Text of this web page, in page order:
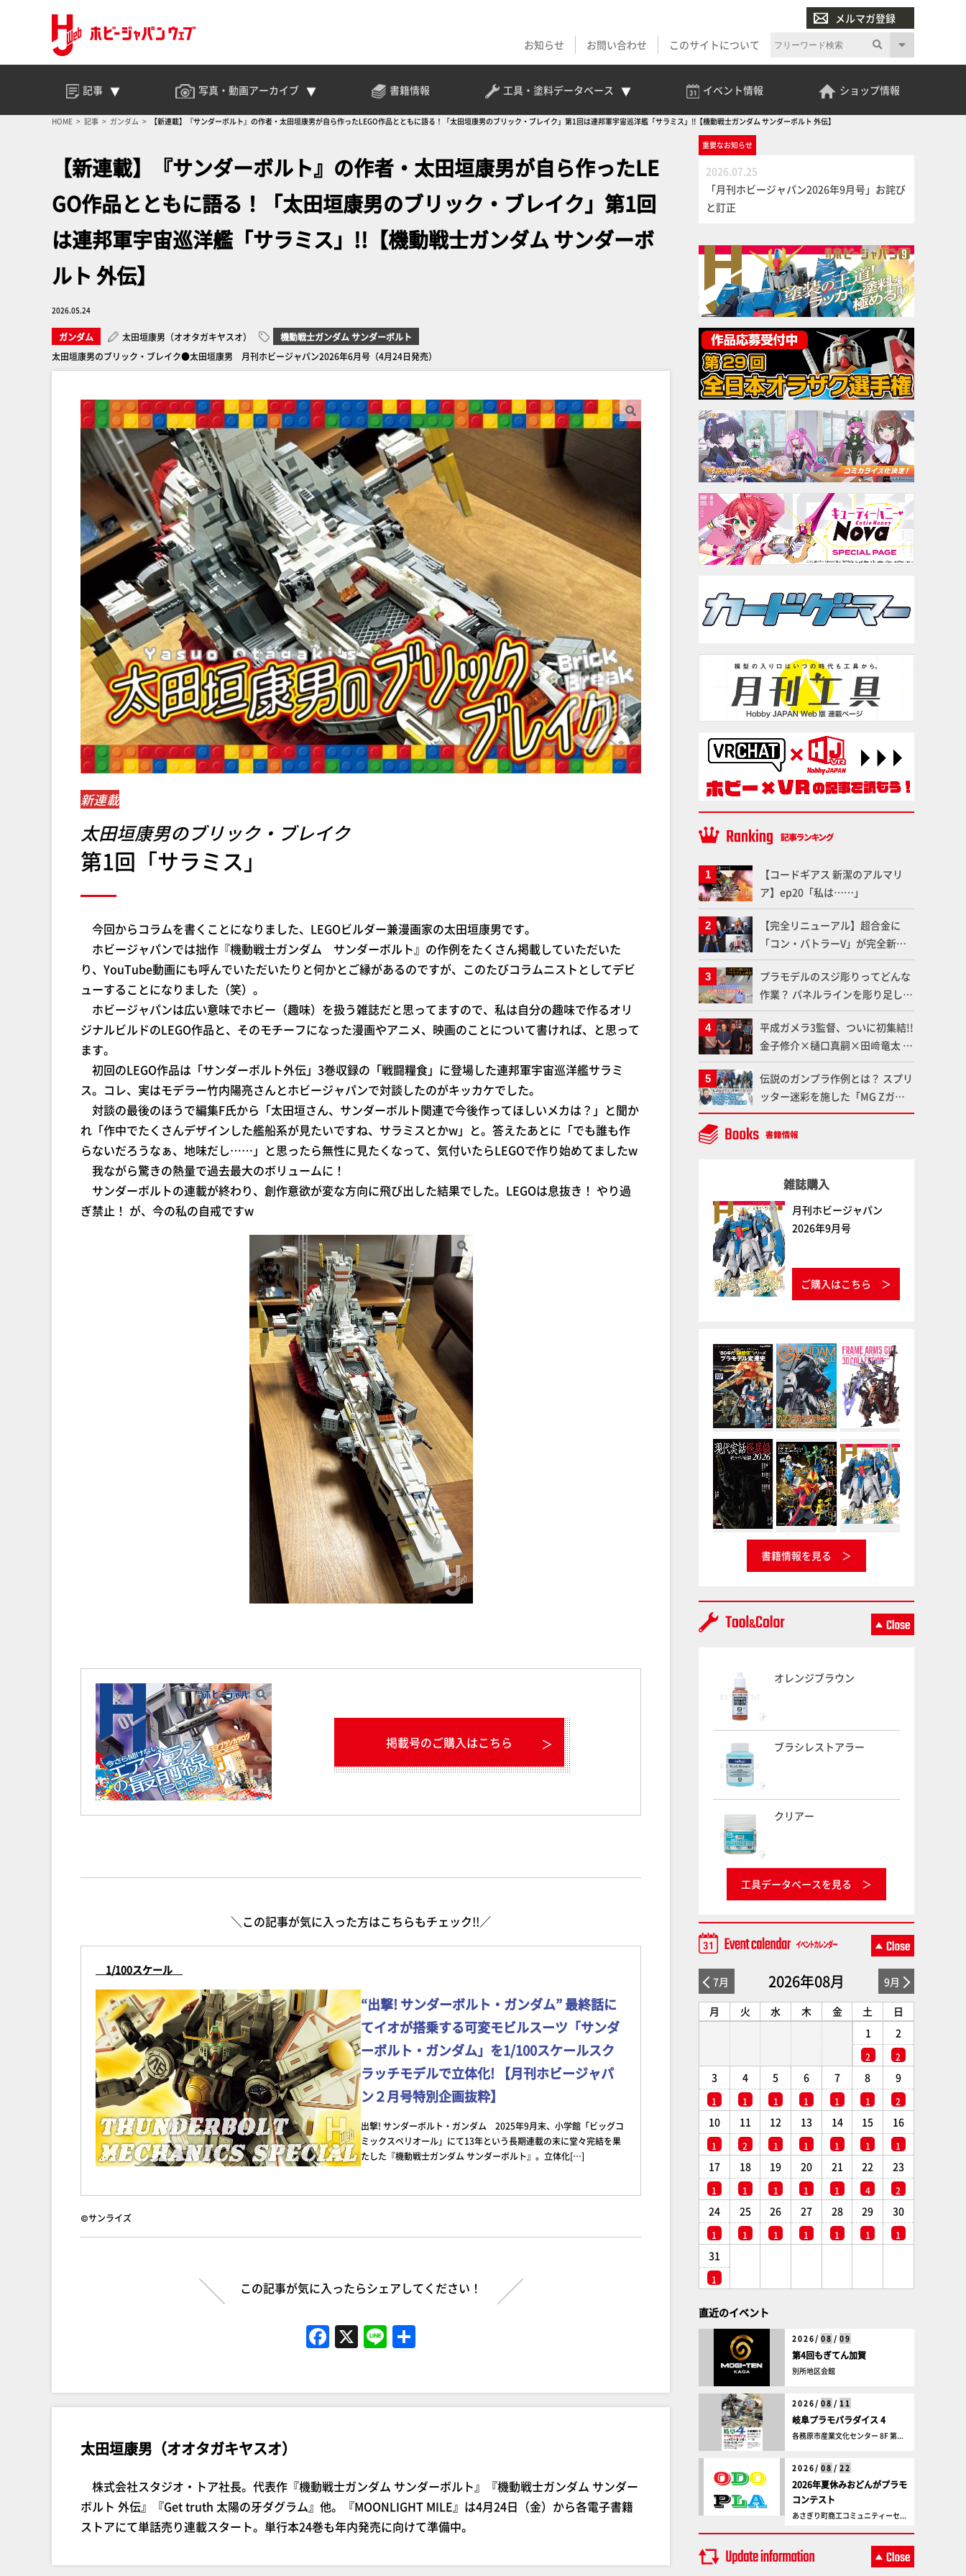
メルマガ登録
お知らせ
お問い合わせ このサイトについて
記事 写真・動画アーカイブ 書籍情報 工具・塗料データベース イベント情報 ショップ情報
HOME 記事 ガンダム 【新連載】『サンダーボルト』の作者・太田垣康男が自ら作ったLEGO作品とともに語る！「太田垣康男のブリック・ブレイク」第1回は連邦軍宇宙巡洋艦「サラミス」!!【機動戦士ガンダム サンダーボルト 外伝】
【新連載】『サンダーボルト』の作者・太田垣康男が自ら作ったLE
GO作品とともに語る！「太田垣康男のブリック・ブレイク」第1回
は連邦軍宇宙巡洋艦「サラミス」!!【機動戦士ガンダム サンダーボ
ルト 外伝】
2026.05.24
ガンダム 太田垣康男（オオタガキヤスオ）
機動戦士ガンダム サンダーボルト
太田垣康男のブリック・ブレイク●太田垣康男 月刊ホビージャパン2026年6月号（4月24日発売）
新連載
太田垣康男のブリック・ブレイク
第1回「サラミス」
今回からコラムを書くことになりました、LEGOビルダー兼漫画家の太田垣康男です。
ホビージャパンでは拙作『機動戦士ガンダム サンダーボルト』の作例をたくさん掲載していただいた
り、YouTube動画にも呼んでいただいたりと何かとご縁があるのですが、このたびコラムニストとしてデビ
ューすることになりました（笑）。
ホビージャパンは広い意味でホビー（趣味）を扱う雑誌だと思ってますので、私は自分の趣味で作るオリ
ジナルビルドのLEGO作品と、そのモチーフになった漫画やアニメ、映画のことについて書ければ、と思って
ます。
初回のLEGO作品は「サンダーボルト外伝」3巻収録の「戦闘糧食」に登場した連邦軍宇宙巡洋艦サラミ
ス。コレ、実はモデラー竹内陽亮さんとホビージャパンで対談したのがキッカケでした。
対談の最後のほうで編集F氏から「太田垣さん、サンダーボルト関連で今後作ってほしいメカは？」と聞か
れ「作中でたくさんデザインした艦船系が見たいですね、サラミスとかw」と。答えたあとに「でも誰も作
らないだろうなぁ、地味だし……」と思ったら無性に見たくなって、気付いたらLEGOで作り始めてましたw
我ながら驚きの熱量で過去最大のボリュームに！
サンダーボルトの連載が終わり、創作意欲が変な方向に飛び出した結果でした。LEGOは息抜き！ やり過
ぎ禁止！ が、今の私の自戒ですw
掲載号のご購入はこちら
＼この記事が気に入った方はこちらもチェック!!／
1/100スケール
“出撃! サンダーボルト・ガンダム” 最終話に
てイオが搭乗する可変モビルスーツ「サンダ
ーボルト・ガンダム」を1/100スケールスク
ラッチモデルで立体化! 【月刊ホビージャパ
ン２月号特別企画抜粋】
出撃! サンダーボルト・ガンダム 2025年9月末、小学館「ビッグコ
ミックスペリオール」にて13年という長期連載の末に堂々完結を果
たした『機動戦士ガンダム サンダーボルト』。立体化[…]
©サンライズ
この記事が気に入ったらシェアしてください！
F
a
e
o
k
X Li
n
太田垣康男（オオタガキヤスオ）
株式会社スタジオ・トア社長。代表作『機動戦士ガンダム サンダーボルト』『機動戦士ガンダム サンダー
ボルト 外伝』『Get truth 太陽の牙ダグラム』他。『MOONLIGHT MILE』は4月24日（金）から各電子書籍
ストアにて単話売り連載スタート。単行本24巻も年内発売に向けて準備中。
重要なお知らせ
2026.07.25
「月刊ホビージャパン2026年9月号」お詫び
と訂正
【コードギアス 新潔のアルマリ
ア】ep20「私は……」
【完全リニューアル】超合金に
「コン・バトラーV」が完全新規
造形で登場！気になる仕様を試作
品の撮り下ろしでご紹介!!さらに
「大鉄人17」＆「ワンエイト」セ
ット情報もお届け！【超合金の
魂】
プラモデルのスジ彫りってどんな
作業？ パネルラインを彫り足して
作品を映えさせよう！【いまさら
聞けないプラモデルの基礎：スジ
彫りとパネルライン】
平成ガメラ3監督、ついに初集結!!
金子修介×樋口真嗣×田﨑竜太 4
体のガメラを未来へつなぐ特別鼎
談「ガメラ永久保存化プロジェク
ト FINAL」
伝説のガンプラ作例とは？ スプリ
ッター迷彩を施した「MG Zガン
ダム アムロ・レイ仕様機」をMAX
渡辺がふたたび塗る!!【試し読
雑誌購入
月刊ホビージャパン
2026年9月号
ご購入はこちら
書籍情報を見る
オレンジブラウン
ブラシレストアラー
クリアー
工具データベースを見る
7月 2026年08月 9月
月 火 水 木 金 土
日
1
2
2
2
3
1
4
1
5
1
6
1
7
1
8
1
9
2
10
1
11
2
12
1
13
1
14
1
15
1
16
1
17
1
18
1
19
1
20
1
21
1
22
4
23
2
24
1
25
1
26
1
27
1
28
1
29
1
30
1
31
1
直近のイベント
2026/ 08 / 09
第4回もぎてん加賀
別所地区会館
2026/ 08 / 11
岐阜プラモパラダイス 4
各務原市産業文化センター 8F 第...
2026/ 08 / 22
2026年夏休みおどんがプラモ
コンテスト
あさぎり町商工コミュニティーセ...